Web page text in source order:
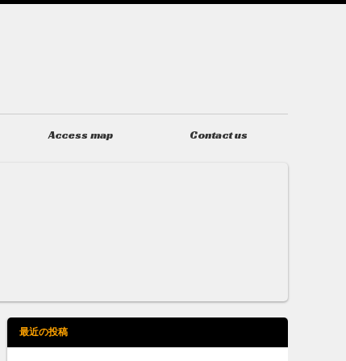
Access map Contact us
最近の投稿